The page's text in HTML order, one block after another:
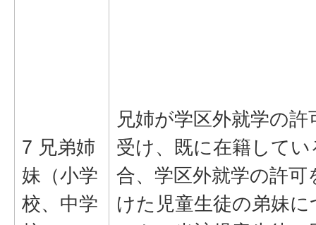
7 兄弟姉
妹（小学
校、中学
兄姉が学区外就学の許
受け、既に在籍してい
合、学区外就学の許可
けた児童生徒の弟妹に